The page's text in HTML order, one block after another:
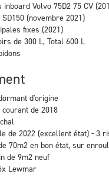
Volvo 75D2 75 CV
(novembre 2021)
fixes (2021)
de 300 L, Total 600 L
d'origine
de 2018
de 2022 (excellent état) - 3
70m2 en bon état, sur
de 9m2 neuf
Lewmar